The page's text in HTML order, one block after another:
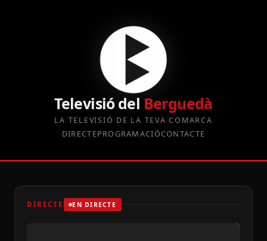
Televisió del Berguedà
LA TELEVISIÓ DE LA TEVA COMARCA
DIRECTEPROGRAMACIÓCONTACTE
DIRECTE EN DIRECTE